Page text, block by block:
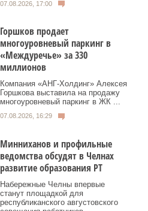
07.08.2026, 17:00
Горшков продает
многоуровневый паркинг в
«Междуречье» за 330
миллионов
Компания «АНГ-Холдинг» Алексея
Горшкова выставила на продажу
многоуровневый паркинг в ЖК ...
07.08.2026, 16:29
Минниханов и профильные
ведомства обсудят в Челнах
развитие образования РТ
Набережные Челны впервые
станут площадкой для
республиканского августовского